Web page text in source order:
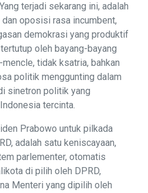
terjadi sekarang ini, adalah
oposisi rasa incumbent,
demokrasi yang produktif
oleh bayang-bayang
tidak ksatria, bahkan
politik menggunting dalam
sinetron politik yang
tercinta.
Prabowo untuk pilkada
adalah satu keniscayaan,
parlementer, otomatis
di pilih oleh DPRD,
Menteri yang dipilih oleh